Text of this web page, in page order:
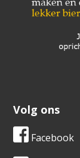
Volg ons
Facebook